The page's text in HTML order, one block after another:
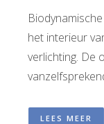
het interieur
verlichting. De
LEES MEER